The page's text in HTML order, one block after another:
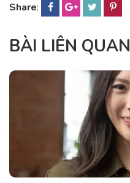
Share:
BÀI LIÊN QUAN